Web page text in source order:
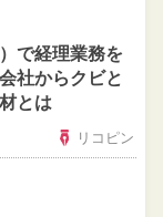
で経理業務を
社からクビと
とは
リコピン